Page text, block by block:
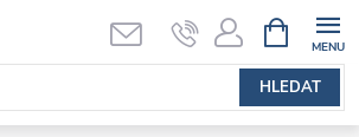
HLEDAT
NÁKUPNÍ
KOŠÍK